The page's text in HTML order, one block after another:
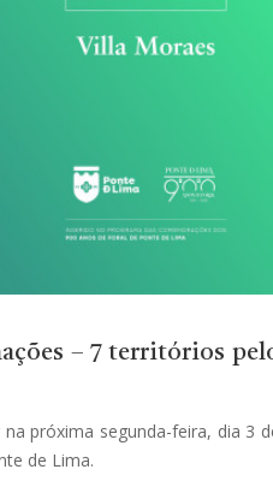
– 7 territórios
próxima segunda-feira, dia 3
de Lima.